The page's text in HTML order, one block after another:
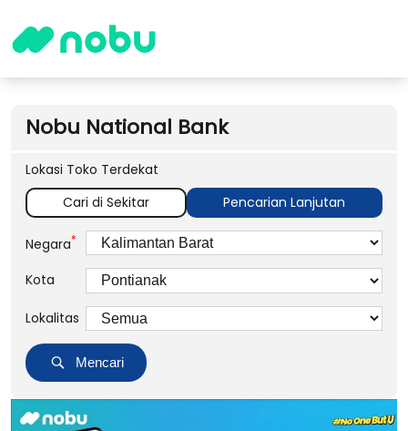
Nobu National Bank
Lokasi Toko Terdekat
Cari di Sekitar
Pencarian Lanjutan
Negara*
Kota
Lokalitas
Mencari